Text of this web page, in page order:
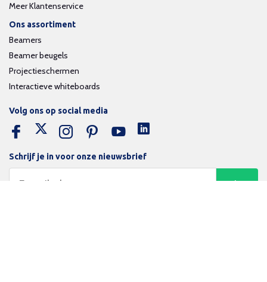
Meer Klantenservice
Ons assortiment
Beamers
Beamer beugels
Projectieschermen
Interactieve whiteboards
Schrijf je in voor onze nieuwsbrief
Volg ons op social media